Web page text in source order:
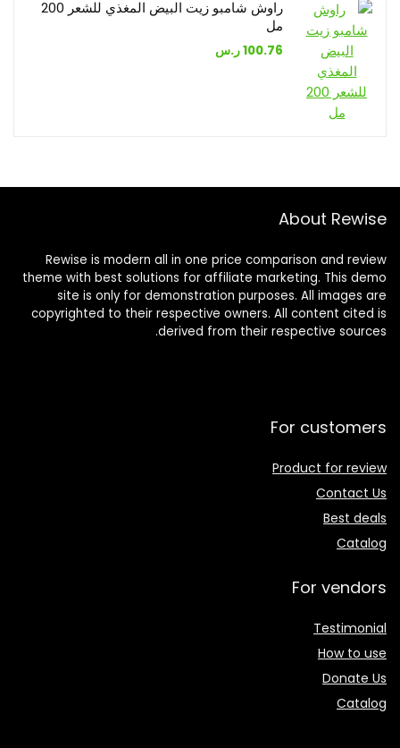
راوش شامبو زيت البيض المغذي للشعر 200
مل
100.76ر.س
About Rewise
Rewise is modern all in one price comparison and review
theme with best solutions for affiliate marketing. This demo
site is only for demonstration purposes. All images are
copyrighted to their respective owners. All content cited is
derived from their respective sources.
For customers
Product for review
Contact Us
Best deals
Catalog
For vendors
Testimonial
How to use
Donate Us
Catalog